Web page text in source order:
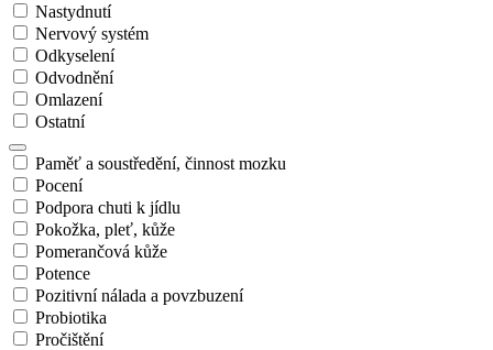
Nastydnutí
Nervový systém
Odkyselení
Odvodnění
Omlazení
Ostatní
Paměť a soustředění, činnost mozku
Pocení
Podpora chuti k jídlu
Pokožka, pleť, kůže
Pomerančová kůže
Potence
Pozitivní nálada a povzbuzení
Probiotika
Pročištění